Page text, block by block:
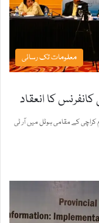
معلومات تک رسائی
کا انعقاد
کراچی کے مقامی ہوٹل میں آر ٹی